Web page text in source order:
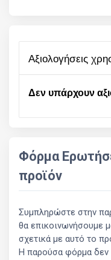
αξιολογήσεις
Δεν υπάρχουν
Φόρμα
προϊόν
Συμπληρώστε στην
θα επικοινωνήσουμε
σχετικά με αυτό το
Η παρούσα φόρμα δεν